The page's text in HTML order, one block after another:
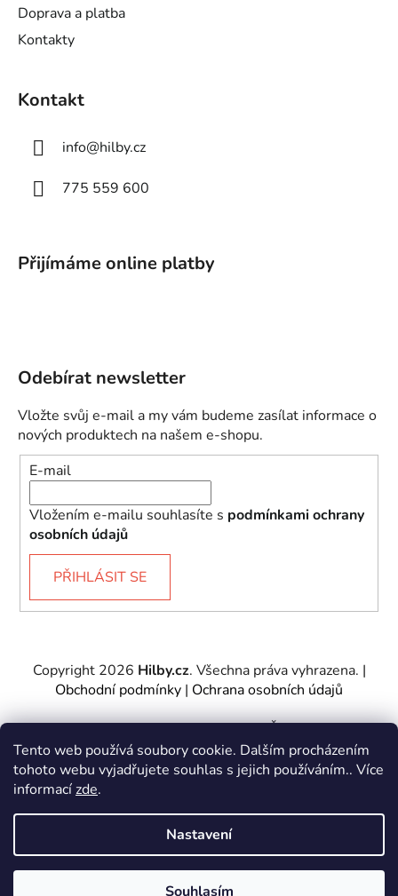
Tento web používá soubory cookie. Dalším procházením
tohoto webu vyjadřujete souhlas s jejich používáním.. Více
informacízde.
Nastavení
Souhlasím
Doprava a platba
Kontakty
Kontakt
info@hilby.cz
775 559 600
Přijímáme online platby
Odebírat newsletter
Vložte svůj e-mail a my vám budeme zasílat informace o
nových produktech na našem e-shopu.
E-mail
Vložením e-mailu souhlasíte s podmínkami ochrany
osobních údajů
PŘIHLÁSIT SE
Vytvořil Shoptet&PekneWeby
Copyright 2026 Hilby.cz. Všechna práva vyhrazena. |
Obchodní podmínky | Ochrana osobních údajů
Provozovatel e-shopu: Hilby CZ s.r.o., IČ: 27467317, se
sídlem Soukenická 2082/7,11000 Praha 1 – Nové
Město.
Společnost je zapsána u Městského soudu v Praze -